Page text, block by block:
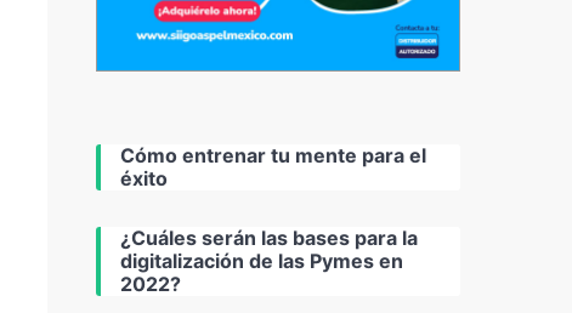
Cómo entrenar tu mente para el
éxito
¿Cuáles serán las bases para la
digitalización de las Pymes en
2022?